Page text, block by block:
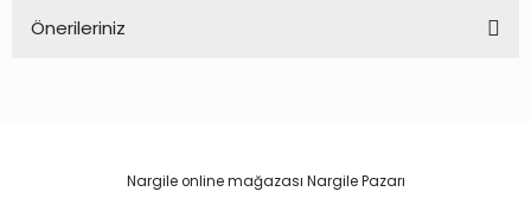
Önerileriniz
Nargile online mağazası Nargile Pazarı